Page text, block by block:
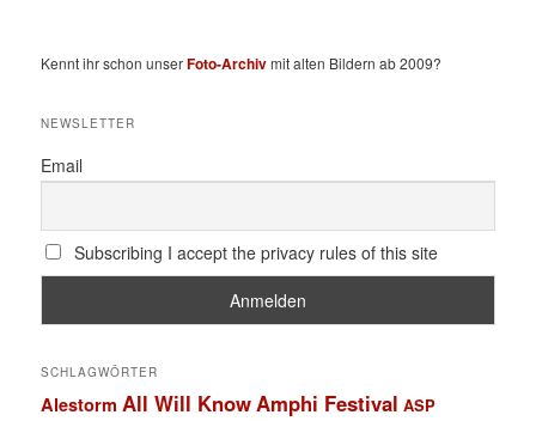
Kennt ihr schon unserFoto-Archivmit alten Bildern ab 2009?
NEWSLETTER
Email
Subscribing I accept the privacy rules of this site
SCHLAGWÖRTER
Alestorm All Will KnowAmphi Festival ASP